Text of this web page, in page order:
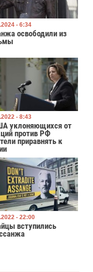
- 6:34
освободили из
- 8:43
уклоняющихся от
против РФ
приравнять к
- 22:00
вступились